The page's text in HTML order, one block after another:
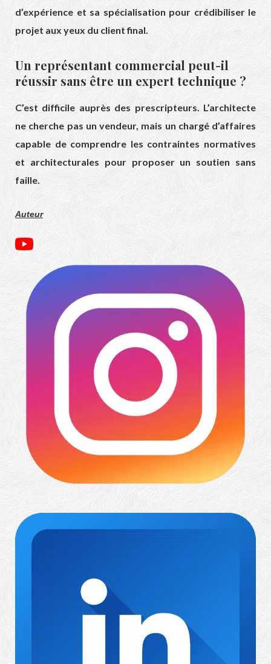
d’expérience et sa spécialisation pour crédibiliser le
projet aux yeux du client final.
Un représentant commercial peut-il
réussir sans être un expert technique ?
C’est difficile auprès des prescripteurs. L’architecte
ne cherche pas un vendeur, mais un chargé d’affaires
capable de comprendre les contraintes normatives
et architecturales pour proposer un soutien sans
faille.
Auteur